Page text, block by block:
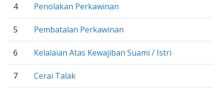
4 Penolakan Perkawinan
5 Pembatalan Perkawinan
6 Kelalaian Atas Kewajiban Suami / Istri
7 Cerai Talak